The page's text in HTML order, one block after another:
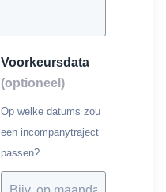
Voorkeursdata
(optioneel)
Op welke datums zou
een incompanytraject
passen?